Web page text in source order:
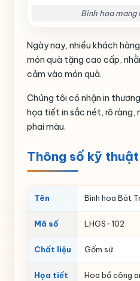
Bình hoa mang
Ngày nay, nhiều khách
món quà tặng cao cấp,
cảm vào món quà.
Chúng tôi có nhận in
họa tiết in sắc nét, rõ ràng,
phai màu.
Thông số kỹ
Tên Bình hoa Bát
Mã số LHGS-102
Chất liệu Gốm sứ
Họa tiết Hoa bồ công